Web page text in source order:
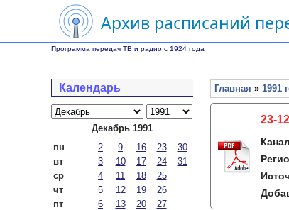
Архив расписаний
Программа передач ТВ и радио с 1924 года
Календарь
Декабрь 1991
пн
2 9 16 23
30
вт
3 10 17 24
31
ср
4 11 18
25
чт
5 12 19
26
пт
6 13 20
27
Главная » 1991
23-